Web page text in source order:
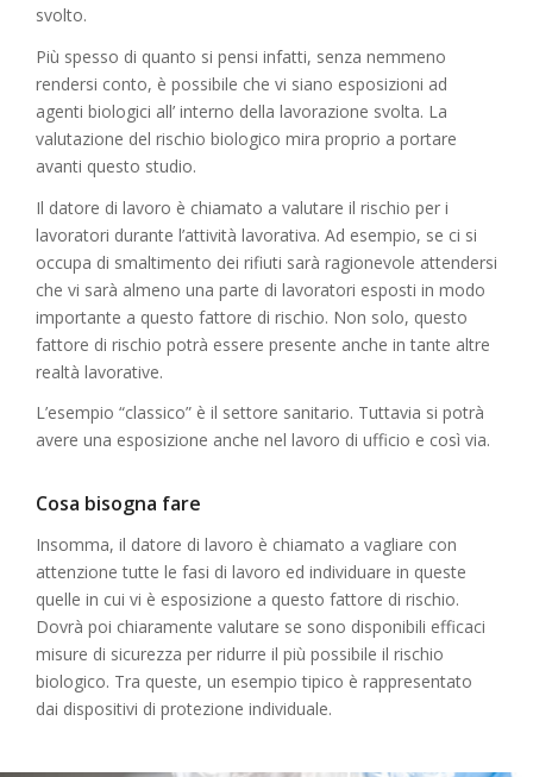
svolto.
Più spesso di quanto si pensi infatti, senza nemmeno
rendersi conto, è possibile che vi siano esposizioni ad
agenti biologici all’ interno della lavorazione svolta. La
valutazione del rischio biologico mira proprio a portare
avanti questo studio.
Il datore di lavoro è chiamato a valutare il rischio per i
lavoratori durante l’attività lavorativa. Ad esempio, se ci si
occupa di smaltimento dei rifiuti sarà ragionevole attendersi
che vi sarà almeno una parte di lavoratori esposti in modo
importante a questo fattore di rischio. Non solo, questo
fattore di rischio potrà essere presente anche in tante altre
realtà lavorative.
L’esempio “classico” è il settore sanitario. Tuttavia si potrà
avere una esposizione anche nel lavoro di ufficio e così via.
Cosa bisogna fare
Insomma, il datore di lavoro è chiamato a vagliare con
attenzione tutte le fasi di lavoro ed individuare in queste
quelle in cui vi è esposizione a questo fattore di rischio.
Dovrà poi chiaramente valutare se sono disponibili efficaci
misure di sicurezza per ridurre il più possibile il rischio
biologico. Tra queste, un esempio tipico è rappresentato
dai dispositivi di protezione individuale.